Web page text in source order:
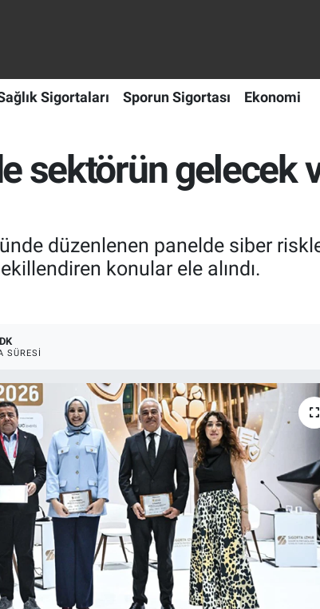
Sigortaları Sporun Sigortası Ekonomi
sektörün gelecek
düzenlenen panelde siber
konular ele alındı.
SÜRESI